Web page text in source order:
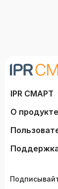
IPR СМАРТ
О продукте